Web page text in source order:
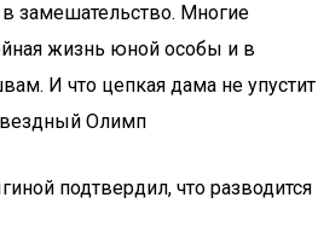
замешательство. Многие
жизнь юной особы и в
И что цепкая дама не упустит
Олимп
подтвердил, что разводится